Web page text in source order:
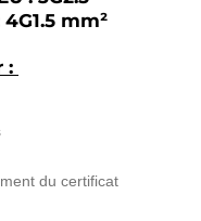
mm²
:
du certificat